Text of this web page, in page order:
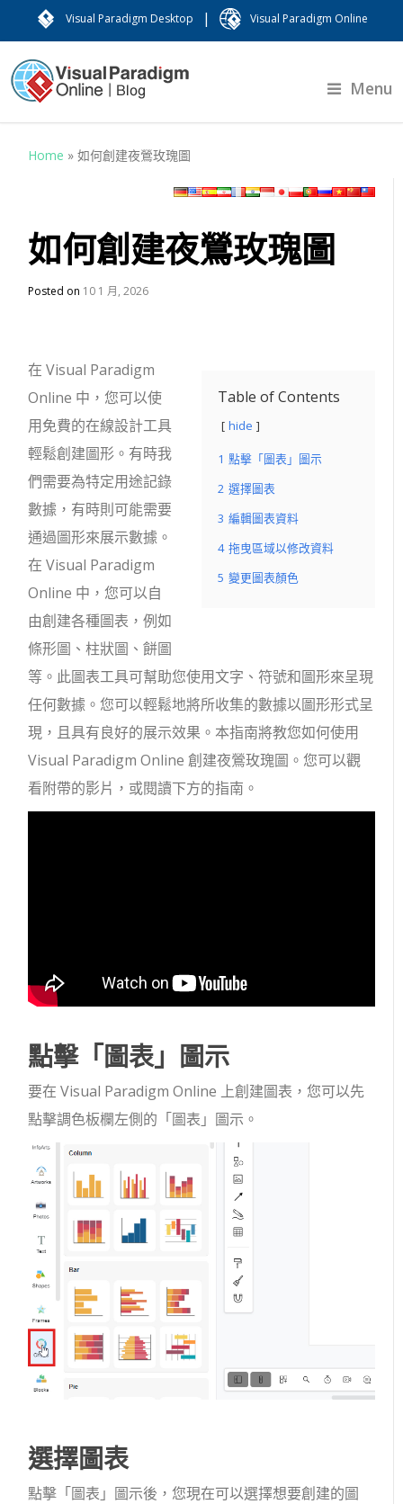
Visual Paradigm Desktop | Visual Paradigm Online
Menu
Home »如何創建夜鶯玫瑰圖
如何創建夜鶯玫瑰圖
Posted on 10 1 月, 2026
Table of Contents
hide
1 點擊「圖表」圖示
2 選擇圖表
3 編輯圖表資料
4 拖曳區域以修改資料
5 變更圖表顏色
在 Visual Paradigm
Online 中，您可以使
用免費的在線設計工具
輕鬆創建圖形。有時我
們需要為特定用途記錄
數據，有時則可能需要
通過圖形來展示數據。
在 Visual Paradigm
Online 中，您可以自
由創建各種圖表，例如
條形圖、柱狀圖、餅圖
等。此圖表工具可幫助您使用文字、符號和圖形來呈現
任何數據。您可以輕鬆地將所收集的數據以圖形形式呈
現，且具有良好的展示效果。本指南將教您如何使用
Visual Paradigm Online 創建夜鶯玫瑰圖。您可以觀
看附帶的影片，或閱讀下方的指南。
點擊「圖表」圖示
要在 Visual Paradigm Online 上創建圖表，您可以先
點擊調色板欄左側的「圖表」圖示。
選擇圖表
點擊「圖表」圖示後，您現在可以選擇想要創建的圖